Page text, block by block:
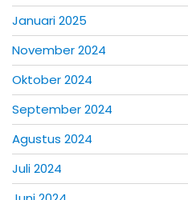
Januari 2025
November 2024
Oktober 2024
September 2024
Agustus 2024
Juli 2024